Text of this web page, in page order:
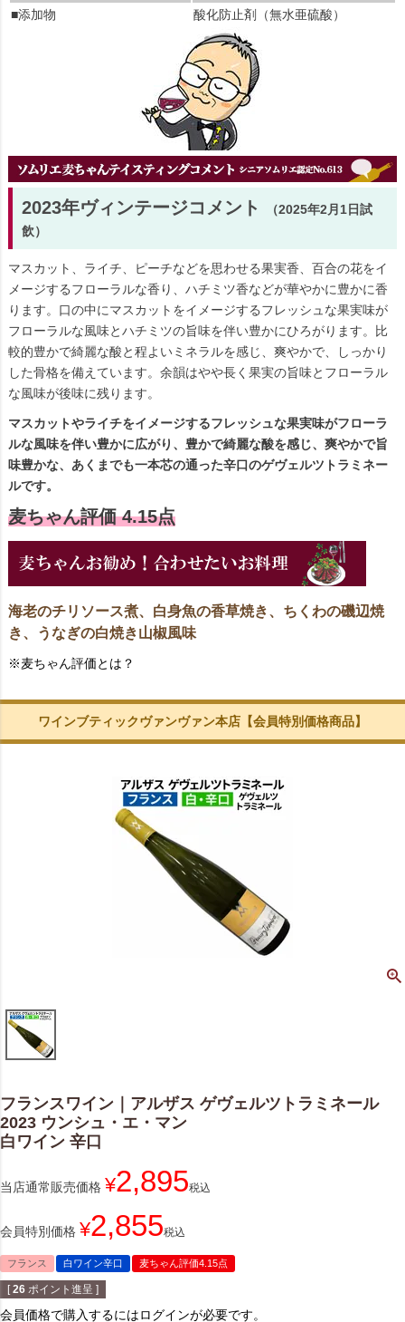
■添加物
酸化防止剤（無水亜硫酸）
2023年ヴィンテージコメント
（2025年2月1日試
飲）
マスカット、ライチ、ピーチなどを思わせる果実香、百合の花をイ
メージするフローラルな香り、ハチミツ香などが華やかに豊かに香
ります。口の中にマスカットをイメージするフレッシュな果実味が
フローラルな風味とハチミツの旨味を伴い豊かにひろがります。比
較的豊かで綺麗な酸と程よいミネラルを感じ、爽やかで、しっかり
した骨格を備えています。余韻はやや長く果実の旨味とフローラル
な風味が後味に残ります。
マスカットやライチをイメージするフレッシュな果実味がフローラ
ルな風味を伴い豊かに広がり、豊かで綺麗な酸を感じ、爽やかで旨
味豊かな、あくまでも一本芯の通った辛口のゲヴェルツトラミネー
ルです。
麦ちゃん評価 4.15点
海老のチリソース煮、白身魚の香草焼き、ちくわの磯辺焼
き、うなぎの白焼き山椒風味
※麦ちゃん評価とは？
ワインブティックヴァンヴァン本店【会員特別価格商品】
フランスワイン｜アルザス ゲヴェルツトラミネール
2023 ウンシュ・エ・マン
白ワイン 辛口
当店通常販売価格 ¥2,895税込
会員特別価格 ¥2,855税込
フランス 白ワイン辛口 麦ちゃん評価4.15点
[ 26 ポイント進呈 ]
会員価格で購入するにはログインが必要です。